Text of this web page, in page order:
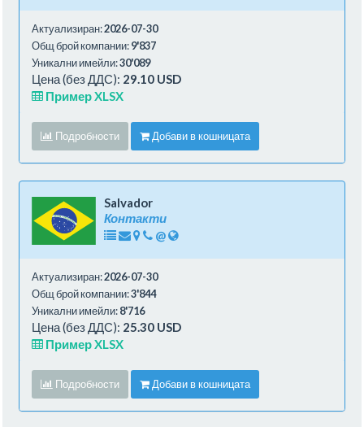
Актуализиран:2026-07-30
Общ брой компании:9'837
Уникални имейли:30'089
Цена (без ДДС): 29.10 USD
Пример XLSX
Подробности Добави в кошницата
Salvador
Контакти
@
Актуализиран:2026-07-30
Общ брой компании:3'844
Уникални имейли:8'716
Цена (без ДДС): 25.30 USD
Пример XLSX
Подробности Добави в кошницата